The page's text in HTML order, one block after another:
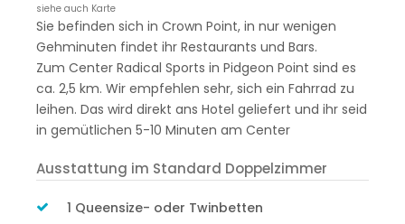
siehe auch Karte
Sie befinden sich in Crown Point, in nur wenigen
Gehminuten findet ihr Restaurants und Bars.
Zum Center Radical Sports in Pidgeon Point sind es
ca. 2,5 km. Wir empfehlen sehr, sich ein Fahrrad zu
leihen. Das wird direkt ans Hotel geliefert und ihr seid
in gemütlichen 5-10 Minuten am Center
Ausstattung im Standard Doppelzimmer
1 Queensize- oder Twinbetten